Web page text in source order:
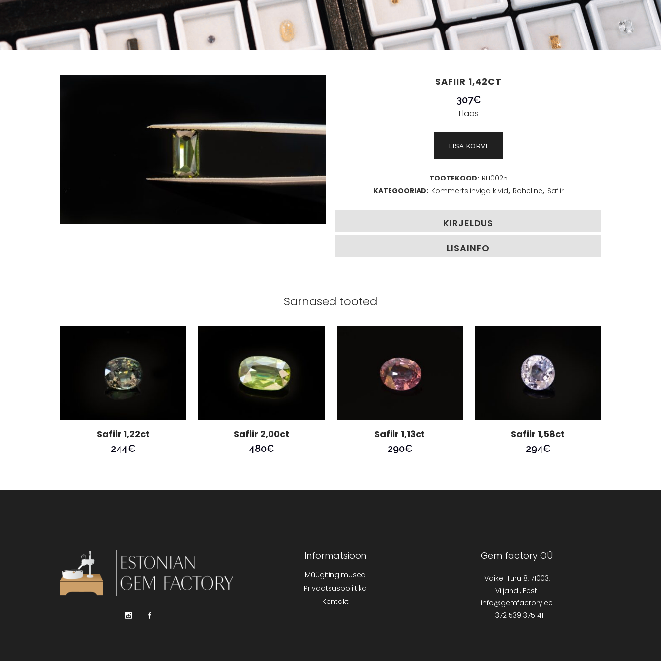
SAFIIR 1,42CT
307€
1 laos
LISA KORVI
TOOTEKOOD: RH0025
KATEGOORIAD: Kommertslihviga kivid, Roheline, Safiir
KIRJELDUS
LISAINFO
Sarnased tooted
Safiir 1,22ct
244€
Safiir 2,00ct
480€
Safiir 1,13ct
290€
Safiir 1,58ct
294€
Informatsioon
Müügitingimused
Privaatsuspoliitika
Kontakt
Gem factory OÜ
Väike-Turu 8, 71003,
Viljandi, Eesti
info@gemfactory.ee
+372 539 375 41